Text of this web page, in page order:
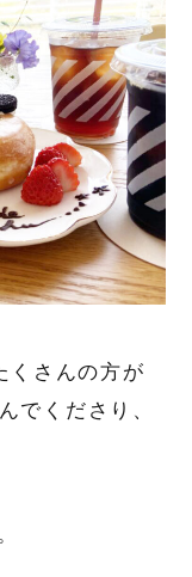
くさんの方が
くださり、